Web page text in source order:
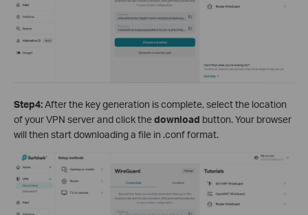
Step4:After the key generation is complete, select the location
of your VPN server and click thedownload button. Your browser
will then start downloading a file in .conf format.